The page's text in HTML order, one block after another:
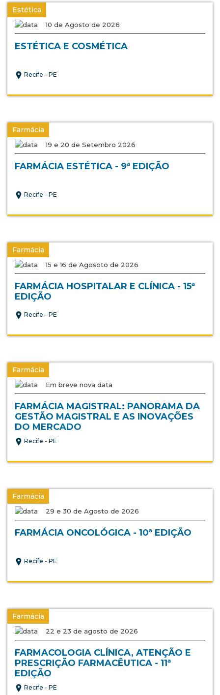
Estética
10 de Agosto de 2026
ESTÉTICA E COSMÉTICA
Recife - PE
Farmácia
19 e 20 de Setembro 2026
FARMÁCIA ESTÉTICA - 9ª EDIÇÃO
Recife - PE
Farmácia
15 e 16 de Agosoto de 2026
FARMÁCIA HOSPITALAR E CLÍNICA - 15ª
EDIÇÃO
Recife - PE
Farmácia
Em breve nova data
FARMÁCIA MAGISTRAL: PANORAMA DA
GESTÃO MAGISTRAL E AS INOVAÇÕES
DO MERCADO
Recife - PE
Farmácia
29 e 30 de Agosto de 2026
FARMÁCIA ONCOLÓGICA - 10ª EDIÇÃO
Recife - PE
Farmácia
22 e 23 de agosto de 2026
FARMACOLOGIA CLÍNICA, ATENÇÃO E
PRESCRIÇÃO FARMACÊUTICA - 11ª
EDIÇÃO
Recife - PE